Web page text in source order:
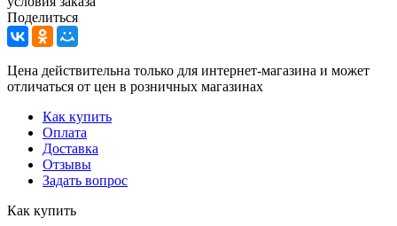
Поделиться
Цена действительна только для интернет-магазина и может
отличаться от цен в розничных магазинах
Как купить
Оплата
Доставка
Отзывы
Задать вопрос
Как купить